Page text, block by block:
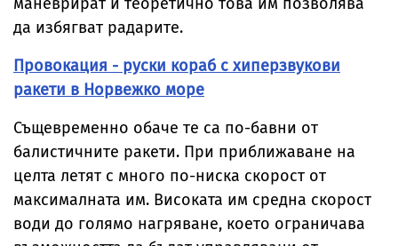
да избягват радарите.
Провокация - руски кораб с хиперзвукови
ракети в Норвежко море
Същевременно обаче те са по-бавни от
балистичните ракети. При приближаване на
целта летят с много по-ниска скорост от
максималната им. Високата им средна скорост
води до голямо нагряване, което ограничава